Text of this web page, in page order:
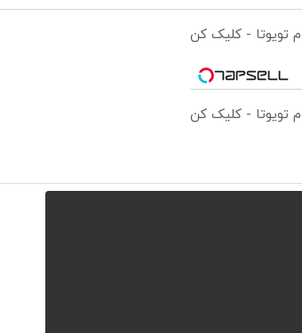
تویوتا - کلیک کن
تویوتا - کلیک کن